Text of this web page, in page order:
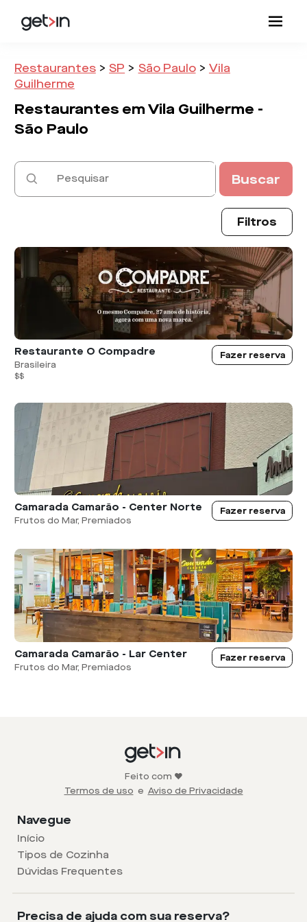
Restaurantes > SP > São Paulo > Vila
Guilherme
Restaurantes emVila Guilherme -
São Paulo
Buscar
Filtros
Restaurante O Compadre
Brasileira
$$
Fazer reserva
Camarada Camarão - Center Norte
Frutos do Mar, Premiados
Fazer reserva
Camarada Camarão - Lar Center
Frutos do Mar, Premiados
Fazer reserva
Feito com ❤️
Termos de uso e Aviso de Privacidade
Navegue
Início
Tipos de Cozinha
Dúvidas Frequentes
Precisa de ajuda com sua reserva?